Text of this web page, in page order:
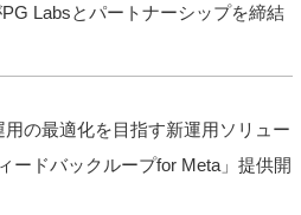
Labsとパートナーシップを締結
の最適化を目指す新運用ソリュー
ードバックループfor Meta」提供開